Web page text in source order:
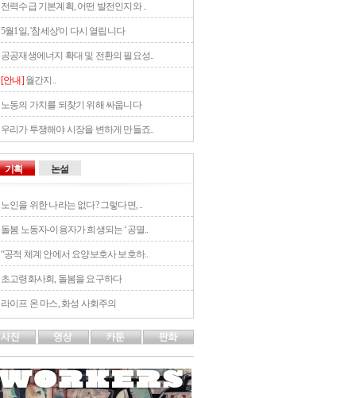
전력수급 기본계획, 어떤 발전인지와 ..
5월1일, '참세상'이 다시 열립니다
공공재생에너지 확대 및 전환의 필요성..
[안내]월간지..
노동의 가치를 되찾기 위해 싸웁니다
우리가 투쟁해야 시장을 변하게 만들죠..
기획
노인을 위한 나라는 없다? 그렇다면, ..
돌봄 노동자-이용자가 희생되는 ‘공멸..
“공적 체계 안에서 요양보호사 보호하..
초고령화사회, 돌봄을 요구하다
라이프 온 마스, 화성 사회주의
논설